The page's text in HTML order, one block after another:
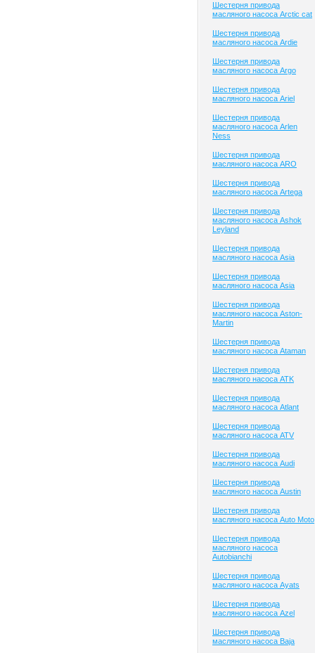
Шестерня привода
масляного насоса Arctic cat
Шестерня привода
масляного насоса Ardie
Шестерня привода
масляного насоса Argo
Шестерня привода
масляного насоса Ariel
Шестерня привода
масляного насоса Arlen
Ness
Шестерня привода
масляного насоса ARO
Шестерня привода
масляного насоса Artega
Шестерня привода
масляного насоса Ashok
Leyland
Шестерня привода
масляного насоса Asia
Шестерня привода
масляного насоса Asia
Шестерня привода
масляного насоса Aston-
Martin
Шестерня привода
масляного насоса Ataman
Шестерня привода
масляного насоса ATK
Шестерня привода
масляного насоса Atlant
Шестерня привода
масляного насоса ATV
Шестерня привода
масляного насоса Audi
Шестерня привода
масляного насоса Austin
Шестерня привода
масляного насоса Auto Moto
Шестерня привода
масляного насоса
Autobianchi
Шестерня привода
масляного насоса Ayats
Шестерня привода
масляного насоса Azel
Шестерня привода
масляного насоса Baja